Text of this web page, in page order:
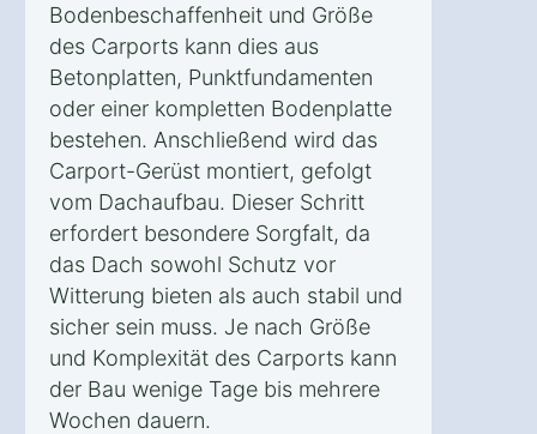
Bodenbeschaffenheit und Größe
des Carports kann dies aus
Betonplatten, Punktfundamenten
oder einer kompletten Bodenplatte
bestehen. Anschließend wird das
Carport-Gerüst montiert, gefolgt
vom Dachaufbau. Dieser Schritt
erfordert besondere Sorgfalt, da
das Dach sowohl Schutz vor
Witterung bieten als auch stabil und
sicher sein muss. Je nach Größe
und Komplexität des Carports kann
der Bau wenige Tage bis mehrere
Wochen dauern.